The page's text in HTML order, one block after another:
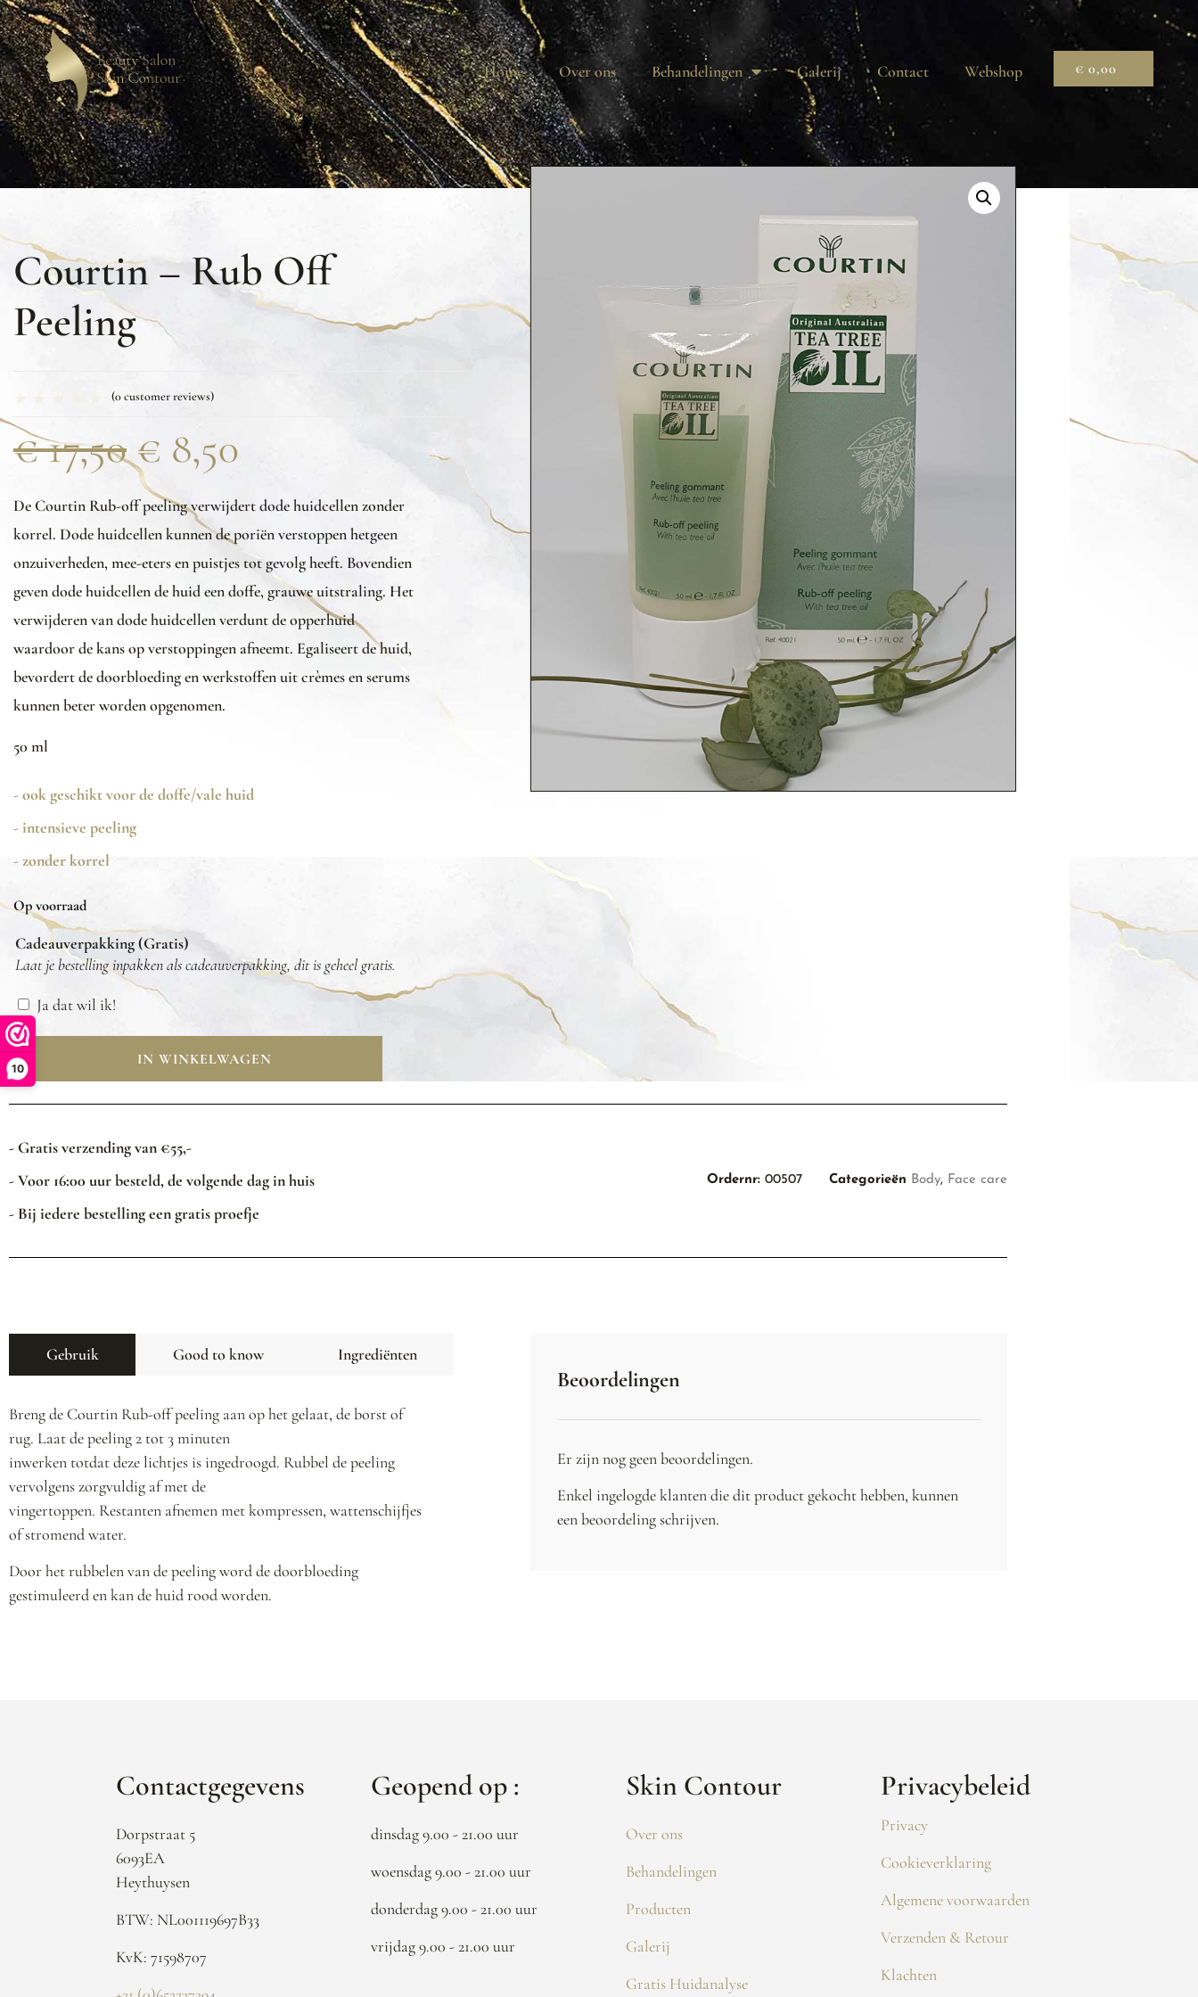
10
Home Over ons Behandelingen Galerij Contact Webshop € 0,00
Courtin – Rub Off
Peeling
(0customer reviews)
€17,50 € 8,50
De Courtin Rub-off peeling verwijdert dode huidcellen zonder
korrel. Dode huidcellen kunnen de poriën verstoppen hetgeen
onzuiverheden, mee-eters en puistjes tot gevolg heeft. Bovendien
geven dode huidcellen de huid een doffe, grauwe uitstraling. Het
verwijderen van dode huidcellen verdunt de opperhuid
waardoor de kans op verstoppingen afneemt. Egaliseert de huid,
bevordert de doorbloeding en werkstoffen uit crèmes en serums
kunnen beter worden opgenomen.
50 ml
- ook geschikt voor de doffe/vale huid
- intensieve peeling
- zonder korrel
Op voorraad
Cadeauverpakking (Gratis)
Laat je bestelling inpakken als cadeauverpakking, dit is geheel gratis.
Ja dat wil ik!
IN WINKELWAGEN
- Gratis verzending van €55,-
- Voor 16:00 uur besteld, de volgende dag in huis
- Bij iedere bestelling een gratis proefje
Ordernr: 00507 Categorieën Body, Face care
Gebruik Good to know Ingrediënten
Breng de Courtin Rub-off peeling aan op het gelaat, de borst of
rug. Laat de peeling 2 tot 3 minuten
inwerken totdat deze lichtjes is ingedroogd. Rubbel de peeling
vervolgens zorgvuldig af met de
vingertoppen. Restanten afnemen met kompressen, wattenschijfjes
of stromend water.
Door het rubbelen van de peeling word de doorbloeding
gestimuleerd en kan de huid rood worden.
Beoordelingen
Er zijn nog geen beoordelingen.
Enkel ingelogde klanten die dit product gekocht hebben, kunnen
een beoordeling schrijven.
Contactgegevens
Dorpstraat 5
6093EA
Heythuysen
BTW: NL001119697B33
KvK: 71598707
Geopend op :
dinsdag 9.00 - 21.00 uur
woensdag 9.00 - 21.00 uur
donderdag 9.00 - 21.00 uur
vrijdag 9.00 - 21.00 uur
Skin Contour
Over ons
Behandelingen
Producten
Galerij
Gratis Huidanalyse
Privacybeleid
Privacy
Cookieverklaring
Algemene voorwaarden
Verzenden & Retour
Klachten